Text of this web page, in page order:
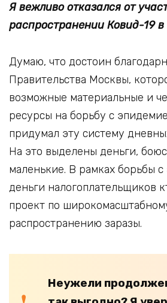
Я вежливо отказался от
распространении Ковид-19
Думаю, что достоин
Правительства Москвы,
возможные материальные и
ресурсы на борьбу с
придумал эту систему
На это выделены деньги,
маленькие. В рамках борьбы
деньги налогоплательщиков
проект по
распространению заразы.
Неужели